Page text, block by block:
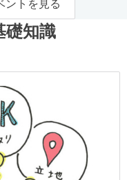
ントを見る
礎知識